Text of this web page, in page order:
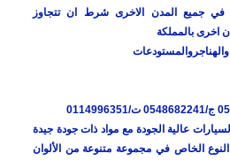
في جميع المدن الاخرى شرط ان تتجاوز
اخرى بالمملكة
عالية الجودة مع مواد ذات جودة جيدة
الخاص في مجموعة متنوعة من الألوان